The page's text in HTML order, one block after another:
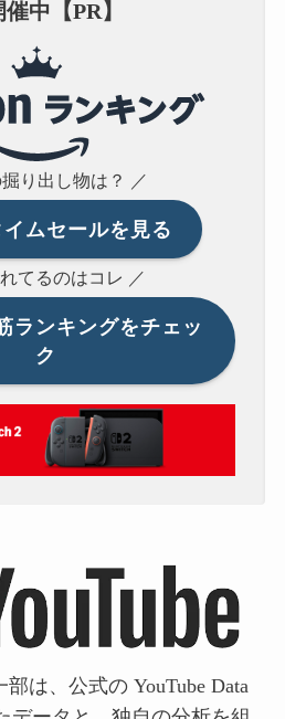
中【PR】
り出し物は？ ／
ムセールを見る
てるのはコレ ／
ランキングをチェッ
ク
は、公式の YouTube Data